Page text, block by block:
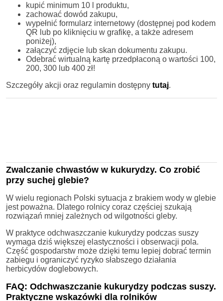
kupić minimum 10 l produktu,
zachować dowód zakupu,
wypełnić formularz internetowy (dostępnej pod kodem
QR lub po kliknięciu w grafikę, a także adresem
poniżej),
załączyć zdjęcie lub skan dokumentu zakupu.
Odebrać wirtualną kartę przedpłaconą o wartości 100,
200, 300 lub 400 zł!
Szczegóły akcji oraz regulamin dostępny tutaj.
Zwalczanie chwastów w kukurydzy. Co zrobić
przy suchej glebie?
W wielu regionach Polski sytuacja z brakiem wody w glebie
jest poważna. Dlatego rolnicy coraz częściej szukają
rozwiązań mniej zależnych od wilgotności gleby.
W praktyce odchwaszczanie kukurydzy podczas suszy
wymaga dziś większej elastyczności i obserwacji pola.
Część gospodarstw może dzięki temu lepiej dobrać termin
zabiegu i ograniczyć ryzyko słabszego działania
herbicydów doglebowych.
FAQ: Odchwaszczanie kukurydzy podczas suszy.
Praktyczne wskazówki dla rolników